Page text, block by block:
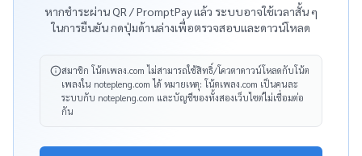
หากชำระผ่าน QR / PromptPay แล้ว ระบบอาจใช้เวลาสั้น ๆ
ในการยืนยัน กดปุ่มด้านล่างเพื่อตรวจสอบและดาวน์โหลด
สมาชิก โน้ตเพลง.com ไม่สามารถใช้สิทธิ์/โควตาดาวน์โหลดกับโน้ต
เพลงใน notepleng.com ได้ หมายเหตุ: โน้ตเพลง.com เป็นคนละ
ระบบกับ notepleng.com และบัญชีของทั้งสองเว็บไซต์ไม่เชื่อมต่อ
กัน